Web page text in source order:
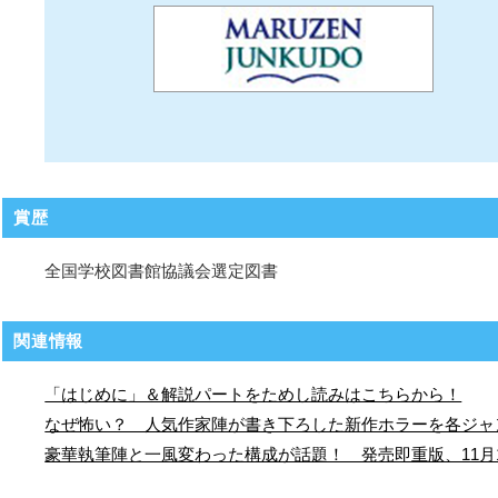
賞歴
全国学校図書館協議会選定図書
関連情報
「はじめに」＆解説パートをためし読みはこちらから！
なぜ怖い？ 人気作家陣が書き下ろした新作ホラーを各ジ
豪華執筆陣と一風変わった構成が話題！ 発売即重版、11